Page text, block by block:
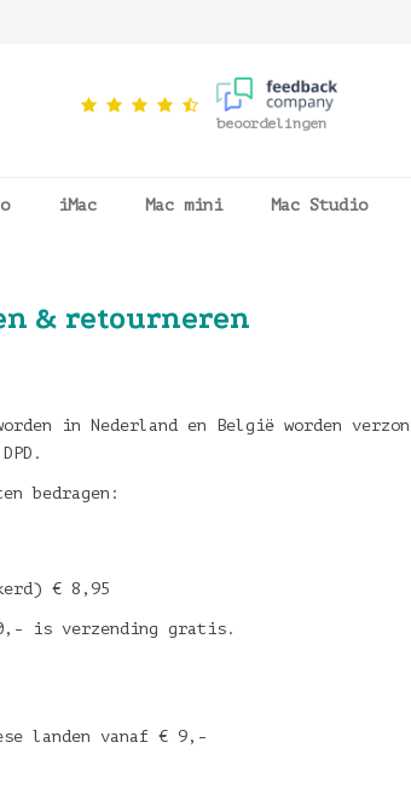
beoordelingen
iMac Mac mini Mac Studio
& retourneren
in Nederland en België worden
bedragen:
€ 8,95
is verzending gratis.
landen vanaf € 9,-